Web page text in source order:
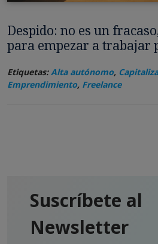
Despido: no es un
para empezar a trabajar
Etiquetas: Alta autónomo,
Emprendimiento, Freelance
Suscríbete al
Newsletter